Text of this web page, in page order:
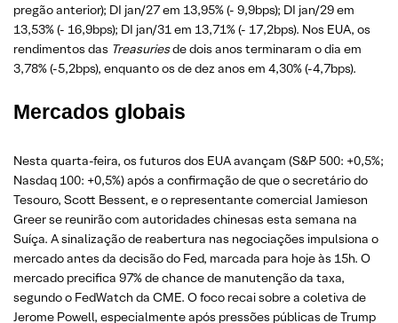
pregão anterior); DI jan/27 em 13,95% (- 9,9bps); DI jan/29 em
13,53% (- 16,9bps); DI jan/31 em 13,71% (- 17,2bps). Nos EUA, os
rendimentos das Treasuriesde dois anos terminaram o dia em
3,78% (-5,2bps), enquanto os de dez anos em 4,30% (-4,7bps).
Mercados globais
Nesta quarta-feira, os futuros dos EUA avançam (S&P 500: +0,5%;
Nasdaq 100: +0,5%) após a confirmação de que o secretário do
Tesouro, Scott Bessent, e o representante comercial Jamieson
Greer se reunirão com autoridades chinesas esta semana na
Suíça. A sinalização de reabertura nas negociações impulsiona o
mercado antes da decisão do Fed, marcada para hoje às 15h. O
mercado precifica 97% de chance de manutenção da taxa,
segundo o FedWatch da CME. O foco recai sobre a coletiva de
Jerome Powell, especialmente após pressões públicas de Trump